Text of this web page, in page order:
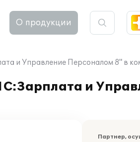
О продукции
и Управление Персоналом 8" в
и
Партнер,